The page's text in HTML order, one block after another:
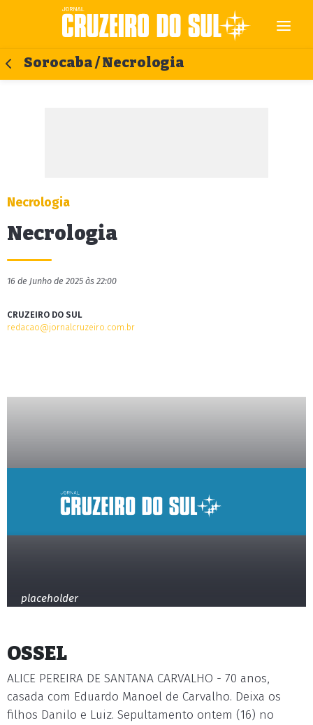
Sorocaba / Necrologia
Necrologia
Necrologia
16 de Junho de 2025 às 22:00
CRUZEIRO DO SUL
redacao@jornalcruzeiro.com.br
placeholder
OSSEL
ALICE PEREIRA DE SANTANA CARVALHO - 70 anos,
casada com Eduardo Manoel de Carvalho. Deixa os
filhos Danilo e Luiz. Sepultamento ontem (16) no